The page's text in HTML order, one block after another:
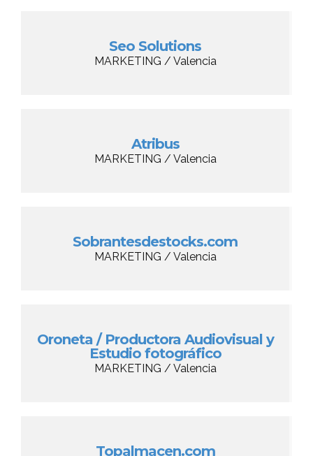
Seo Solutions
MARKETING / Valencia
Atribus
MARKETING / Valencia
Sobrantesdestocks.com
MARKETING / Valencia
Oroneta / Productora Audiovisual y
Estudio fotográfico
MARKETING / Valencia
Topalmacen.com